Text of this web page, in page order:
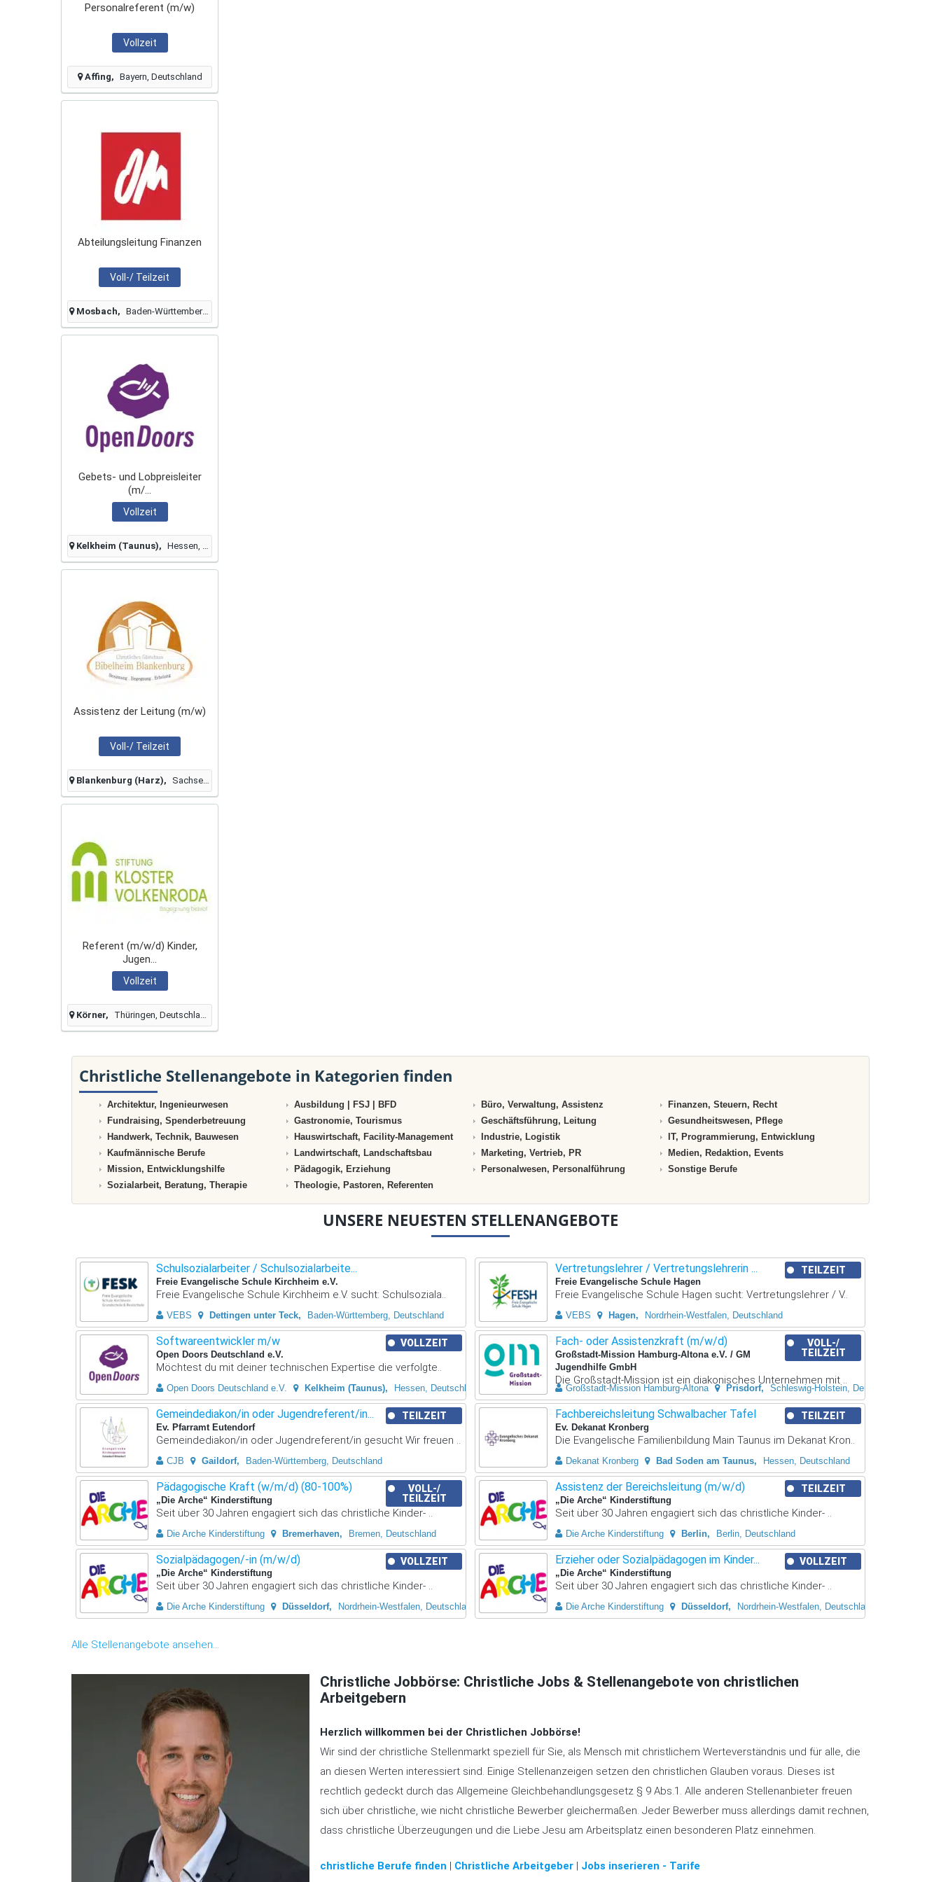
Personalreferent (m/w)
Vollzeit
Affing Bayern, Deutschland
Abteilungsleitung Finanzen
Voll-/ Teilzeit
Mosbach Baden-Württemberg, Deutschland
Gebets- und Lobpreisleiter
(m/...
Vollzeit
Kelkheim (Taunus) Hessen, Deutschland
Assistenz der Leitung (m/w)
Voll-/ Teilzeit
Blankenburg (Harz) Sachsen-Anhalt, Deutschland
Referent (m/w/d) Kinder,
Jugen...
Vollzeit
Körner Thüringen, Deutschland
Christliche Stellenangebote in Kategorien finden
Architektur, Ingenieurwesen Ausbildung | FSJ | BFD Büro, Verwaltung, Assistenz
Finanzen, Steuern, Recht
Fundraising, Spenderbetreuung
Gastronomie, Tourismus Geschäftsführung, Leitung
Gesundheitswesen, Pflege
Handwerk, Technik, Bauwesen
Hauswirtschaft, Facility-Management Industrie, Logistik
IT, Programmierung, Entwicklung
Kaufmännische Berufe
Landwirtschaft, Landschaftsbau Marketing, Vertrieb, PR
Medien, Redaktion, Events
Mission, Entwicklungshilfe
Pädagogik, Erziehung Personalwesen, Personalführung
Sonstige Berufe
Sozialarbeit, Beratung, Therapie
Theologie, Pastoren, Referenten
UNSERE NEUESTEN STELLENANGEBOTE
Schulsozialarbeiter / Schulsozialarbeite...
Freie Evangelische Schule Kirchheim e.V.
Freie Evangelische Schule Kirchheim e.V. sucht: Schulsoziala..
VEBS Dettingen unter Teck Baden-Württemberg, Deutschland
Vertretungslehrer / Vertretungslehrerin ...
Freie Evangelische Schule Hagen
TEILZEIT
Freie Evangelische Schule Hagen sucht: Vertretungslehrer / V..
VEBS Hagen Nordrhein-Westfalen, Deutschland
Softwareentwickler m/w
Open Doors Deutschland e.V.
VOLLZEIT
Möchtest du mit deiner technischen Expertise die verfolgte..
Open Doors Deutschland e.V. Kelkheim (Taunus) Hessen, Deutschland
Fach- oder Assistenzkraft (m/w/d)
Großstadt-Mission Hamburg-Altona e.V. / GM
Jugendhilfe GmbH
VOLL-/
TEILZEIT
Die Großstadt-Mission ist ein diakonisches Unternehmen mit ..
Großstadt-Mission Hamburg-Altona Prisdorf Schleswig-Holstein, Deutschland
Gemeindediakon/in oder Jugendreferent/in...
Ev. Pfarramt Eutendorf
TEILZEIT
Gemeindediakon/in oder Jugendreferent/in gesucht Wir freuen ..
CJB Gaildorf Baden-Württemberg, Deutschland
Fachbereichsleitung Schwalbacher Tafel
Ev. Dekanat Kronberg
TEILZEIT
Die Evangelische Familienbildung Main Taunus im Dekanat Kron..
Dekanat Kronberg Bad Soden am Taunus Hessen, Deutschland
Pädagogische Kraft (w/m/d) (80-100%)
„Die Arche“ Kinderstiftung
VOLL-/
TEILZEIT
Seit über 30 Jahren engagiert sich das christliche Kinder- ..
Die Arche Kinderstiftung Bremerhaven Bremen, Deutschland
Assistenz der Bereichsleitung (m/w/d)
„Die Arche“ Kinderstiftung
TEILZEIT
Seit über 30 Jahren engagiert sich das christliche Kinder- ..
Die Arche Kinderstiftung Berlin Berlin, Deutschland
Sozialpädagogen/-in (m/w/d)
„Die Arche“ Kinderstiftung
VOLLZEIT
Seit über 30 Jahren engagiert sich das christliche Kinder- ..
Die Arche Kinderstiftung Düsseldorf Nordrhein-Westfalen, Deutschland
Erzieher oder Sozialpädagogen im Kinder...
„Die Arche“ Kinderstiftung
VOLLZEIT
Seit über 30 Jahren engagiert sich das christliche Kinder- ..
Die Arche Kinderstiftung Düsseldorf Nordrhein-Westfalen, Deutschland
Alle Stellenangebote ansehen...
Christliche Jobbörse: Christliche Jobs & Stellenangebote von christlichen
Arbeitgebern
Herzlich willkommen bei der Christlichen Jobbörse!
Wir sind der christliche Stellenmarkt speziell für Sie, als Mensch mit christlichem Werteverständnis und für alle, die
an diesen Werten interessiert sind. Einige Stellenanzeigen setzen den christlichen Glauben voraus. Dieses ist
rechtlich gedeckt durch das Allgemeine Gleichbehandlungsgesetz § 9 Abs.1. Alle anderen Stellenanbieter freuen
sich über christliche, wie nicht christliche Bewerber gleichermaßen. Jeder Bewerber muss allerdings damit rechnen,
dass christliche Überzeugungen und die Liebe Jesu am Arbeitsplatz einen besonderen Platz einnehmen.
christliche Berufe finden Christliche Arbeitgeber Jobs inserieren - Tarife